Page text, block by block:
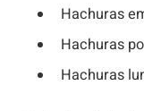
Hachuras
Hachuras
Hachuras